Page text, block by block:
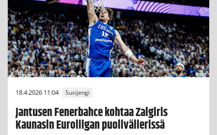
18.4.2026 11:04 Susijengi
Jantusen Fenerbahce kohtaa Zalgiris
Kaunasin Euroliigan puolivälierissä